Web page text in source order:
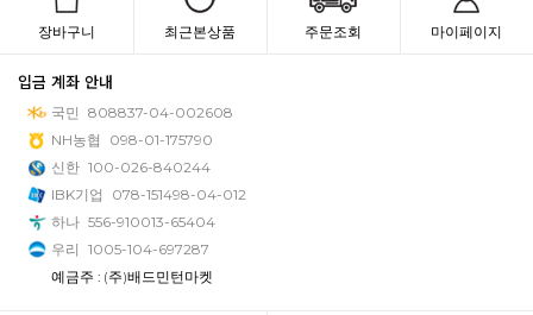
장바구니 최근본상품 주문조회 마이페이지
입금 계좌 안내
국민 808837-04-002608
NH농협
098-01-175790
신한 100-026-840244
IBK기업
078-151498-04-012
하나 556-910013-65404
우리 1005-104-697287
예금주 : (주)배드민턴마켓